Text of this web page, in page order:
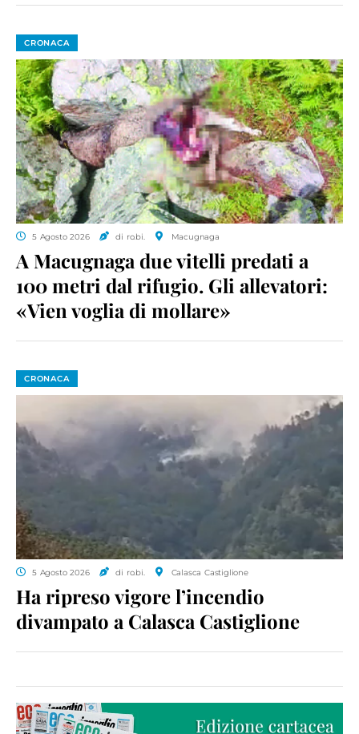
CRONACA
5 Agosto 2026 di ro.bi. Macugnaga
A Macugnaga due vitelli predati a
100 metri dal rifugio. Gli allevatori:
«Vien voglia di mollare»
CRONACA
5 Agosto 2026 di ro.bi. Calasca Castiglione
Ha ripreso vigore l’incendio
divampato a Calasca Castiglione